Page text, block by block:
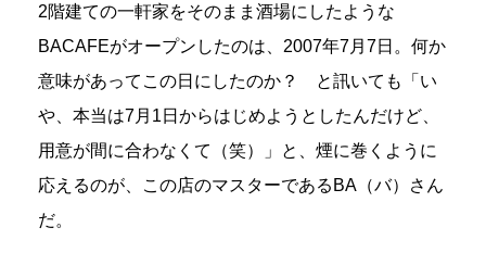
2階建ての一軒家をそのまま酒場にしたような
BACAFEがオープンしたのは、2007年7月7日。何か
意味があってこの日にしたのか？ と訊いても「い
や、本当は7月1日からはじめようとしたんだけど、
用意が間に合わなくて（笑）」と、煙に巻くように
応えるのが、この店のマスターであるBA（バ）さん
だ。